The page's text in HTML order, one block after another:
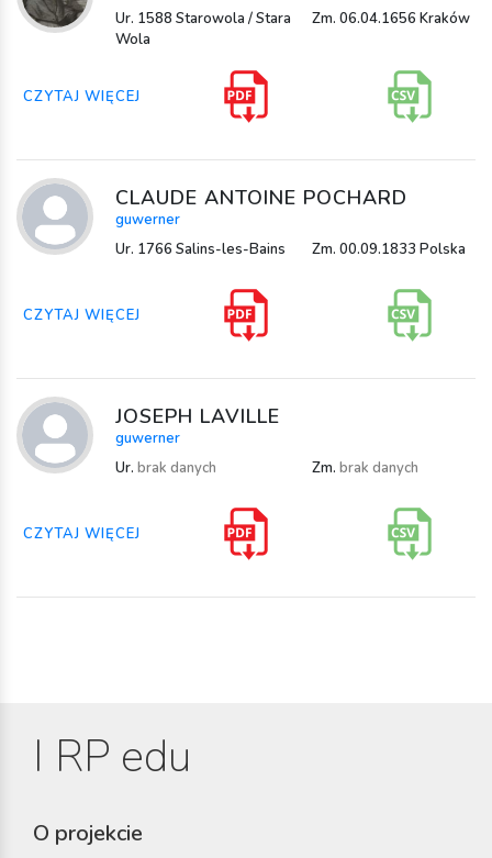
Ur. 1588 Starowola / Stara
Wola
Zm. 06.04.1656 Kraków
CZYTAJ WIĘCEJ
CLAUDE ANTOINE POCHARD
guwerner
Ur. 1766 Salins-les-Bains
Zm. 00.09.1833 Polska
CZYTAJ WIĘCEJ
JOSEPH LAVILLE
guwerner
Ur. brak danych Zm. brak danych
CZYTAJ WIĘCEJ
I RP edu
O projekcie